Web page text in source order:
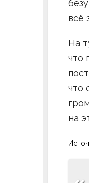
всё
На
что
что
на